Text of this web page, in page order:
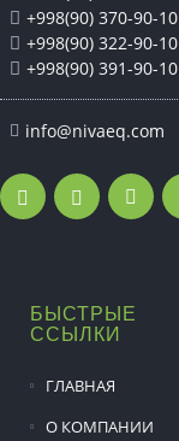
+998(90) 370-90-10
+998(90) 322-90-10
+998(90) 391-90-10
info@nivaeq.com
БЫСТРЫЕ
ССЫЛКИ
ГЛАВНАЯ
О КОМПАНИИ